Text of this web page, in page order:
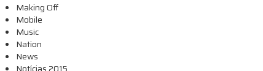
Making Off
Mobile
Music
Nation
News